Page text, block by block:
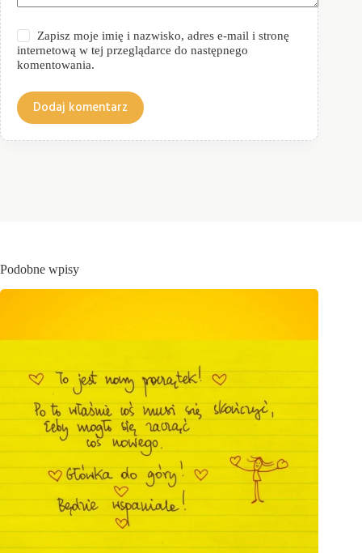
Zapisz moje imię i nazwisko, adres e-mail i stronę
internetową w tej przeglądarce do następnego
komentowania.
Dodaj komentarz
Podobne wpisy